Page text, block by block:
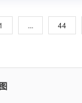
1 ... 44